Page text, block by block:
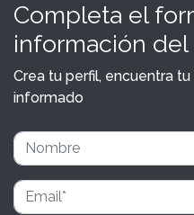
Completa el
información
Crea tu perfil, encuentra
informado